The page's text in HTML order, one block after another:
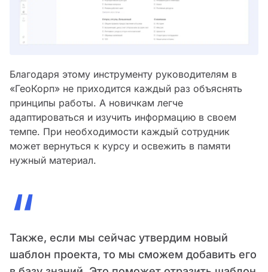
Благодаря этому инструменту руководителям в
«ГеоКорп» не приходится каждый раз объяснять
принципы работы. А новичкам легче
адаптироваться и изучить информацию в своем
темпе. При необходимости каждый сотрудник
может вернуться к курсу и освежить в памяти
нужный материал.
“
Также, если мы сейчас утвердим новый
шаблон проекта, то мы сможем добавить его